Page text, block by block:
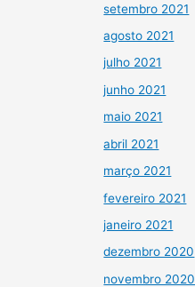
setembro 2021
agosto 2021
julho 2021
junho 2021
maio 2021
abril 2021
março 2021
fevereiro 2021
janeiro 2021
dezembro 2020
novembro 2020